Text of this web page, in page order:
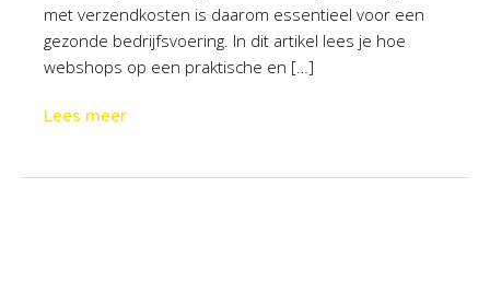
met verzendkosten is daarom essentieel voor een
gezonde bedrijfsvoering. In dit artikel lees je hoe
webshops op een praktische en […]
Lees meer